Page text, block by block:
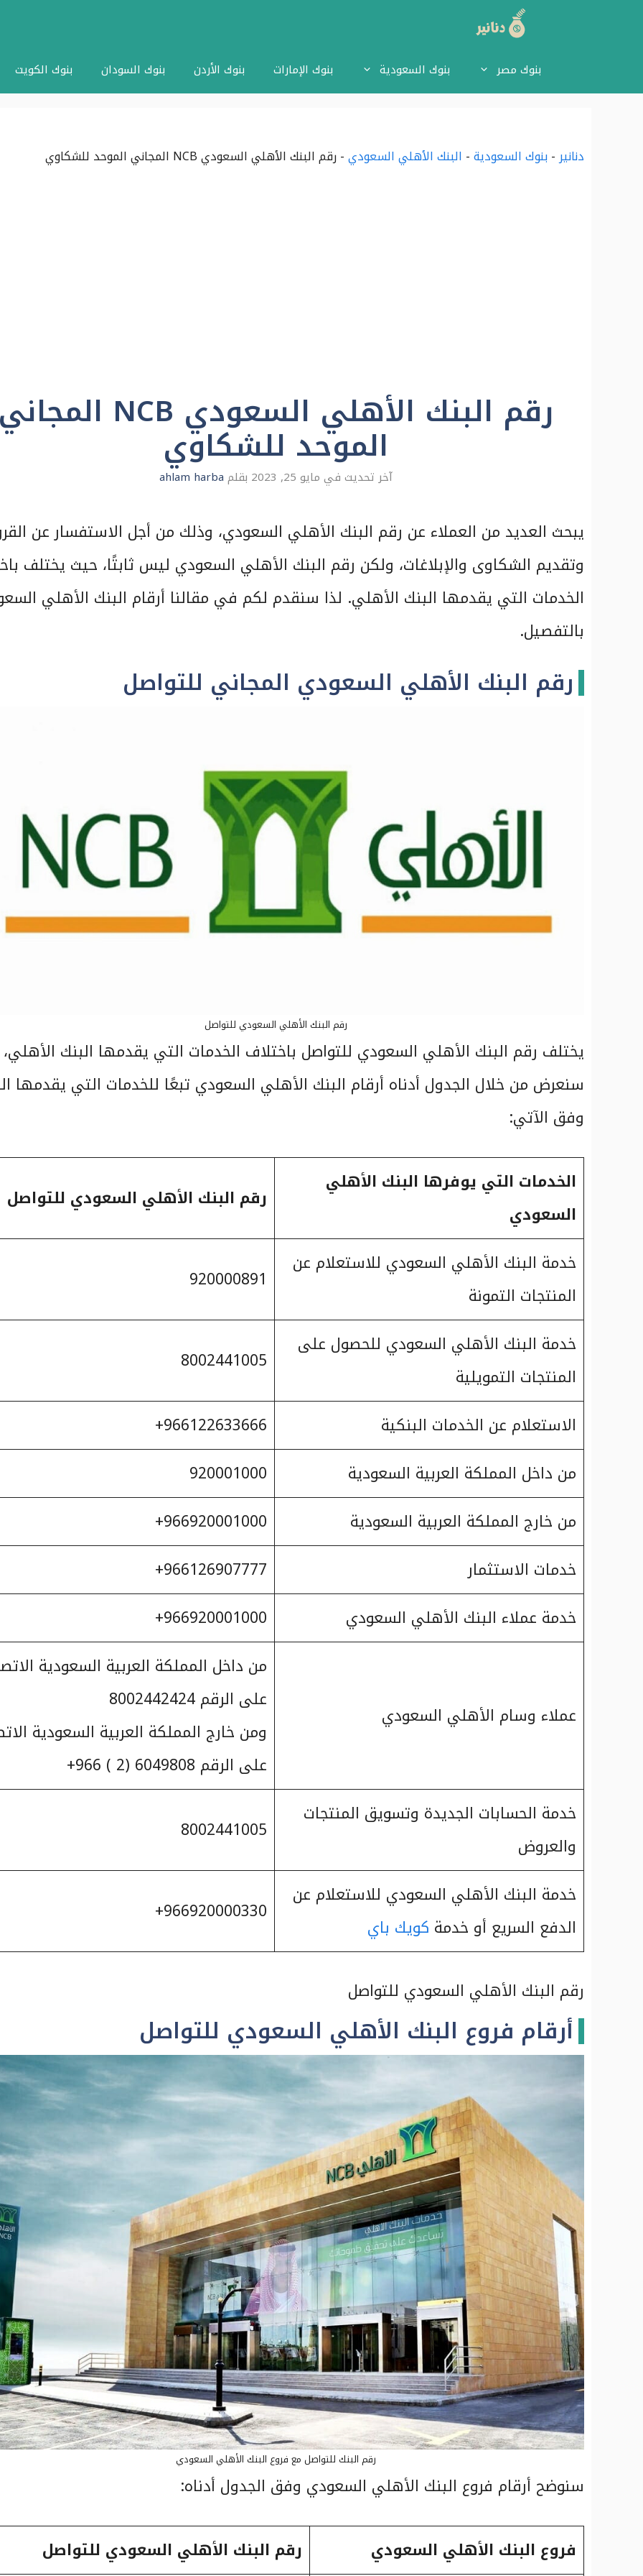
بنوك مصر بنوك السعودية بنوك الإمارات بنوك الأردن بنوك السودان بنوك الكويت
دنانير-بنوك السعودية- البنك الأهلي السعودي-رقم البنك الأهلي السعودي NCB المجاني الموحد للشكاوي
رقم البنك الأهلي السعودي NCB المجاني
الموحد للشكاوي
مايو 25, 2023 بقلم ahlam harba
يبحث العديد من العملاء عن رقم البنك الأهلي السعودي، وذلك من أجل الاستفسار عن
وتقديم الشكاوى والإبلاغات، ولكن رقم البنك الأهلي السعودي ليس ثابتًا، حيث يختلف
الخدمات التي يقدمها البنك الأهلي. لذا سنقدم لكم في مقالنا أرقام البنك الأهلي
بالتفصيل.
رقم البنك الأهلي السعودي المجاني للتواصل
رقم البنك الأهلي السعودي للتواصل
يختلف رقم البنك الأهلي السعودي للتواصل باختلاف الخدمات التي يقدمها البنك الأهلي،
سنعرض من خلال الجدول أدناه أرقام البنك الأهلي السعودي تبعًا للخدمات التي يقدمها
وفق الآتي:
الخدمات التي يوفرها البنك الأهلي
السعودي
رقم البنك الأهلي السعودي للتواصل
خدمة البنك الأهلي السعودي للاستعلام عن
المنتجات التمونة
920000891
خدمة البنك الأهلي السعودي للحصول على
المنتجات التمويلية
8002441005
الاستعلام عن الخدمات البنكية
966122633666+
من داخل المملكة العربية السعودية
920001000
من خارج المملكة العربية السعودية
966920001000+
خدمات الاستثمار
966126907777+
خدمة عملاء البنك الأهلي السعودي
966920001000+
عملاء وسام الأهلي السعودي
من داخل المملكة العربية السعودية
على الرقم 8002442424
ومن خارج المملكة العربية السعودية
على الرقم 6049808 (2 ) 966+
خدمة الحسابات الجديدة وتسويق المنتجات
والعروض
8002441005
خدمة البنك الأهلي السعودي للاستعلام عن
الدفع السريع أو خدمة كويك باي
966920000330+
رقم البنك الأهلي السعودي للتواصل
أرقام فروع البنك الأهلي السعودي للتواصل
رقم البنك للتواصل مع فروع البنك الأهلي السعودي
سنوضح أرقام فروع البنك الأهلي السعودي وفق الجدول أدناه:
فروع البنك الأهلي السعودي رقم البنك الأهلي السعودي للتواصل